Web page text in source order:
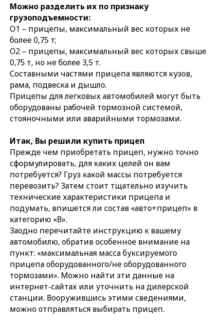
Можно разделить их по признаку
грузоподъемности:
О1 – прицепы, максимальный вес которых не
более 0,75 т;
О2 – прицепы, максимальный вес которых свыше
0,75 т, но не более 3,5 т.
Составными частями прицепа являются кузов,
рама, подвеска и дышло.
Прицепы для легковых автомобилей могут быть
оборудованы рабочей тормозной системой,
стояночными или аварийными тормозами.
Итак, Вы решили купить прицеп
Прежде чем приобретать прицеп, нужно точно
сформулировать, для каких целей он вам
потребуется? Груз какой массы потребуется
перевозить? Затем стоит тщательно изучить
технические характеристики прицепа и
подумать, впишется ли состав «авто+прицеп» в
категорию «В».
Заодно перечитайте инструкцию к вашему
автомобилю, обратив особенное внимание на
пункт: «максимальная масса буксируемого
прицепа оборудованного/не оборудованного
тормозами». Можно найти эти данные на
интернет-сайтах или уточнить на дилерской
станции. Вооружившись этими сведениями,
можно отправляться выбирать прицеп.